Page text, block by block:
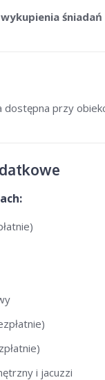
śniadań
dostępna przy
i jacuzzi